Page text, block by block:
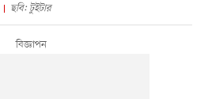
ছবি: টুইটার